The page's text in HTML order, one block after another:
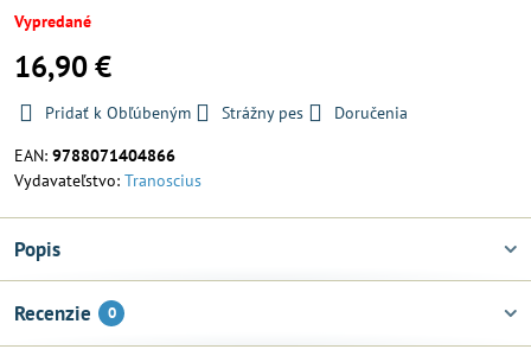
Vypredané
16,90 €
Pridať k Obľúbeným Strážny pes
Doručenia
EAN: 9788071404866
Vydavateľstvo: Tranoscius
Popis
Recenzie 0